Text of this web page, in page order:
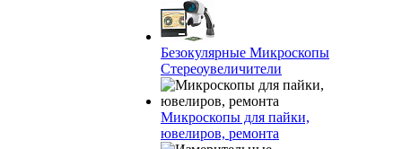
Безокулярные Микроскопы
Стереоувеличители
Микроскопы для пайки,
ювелиров, ремонта